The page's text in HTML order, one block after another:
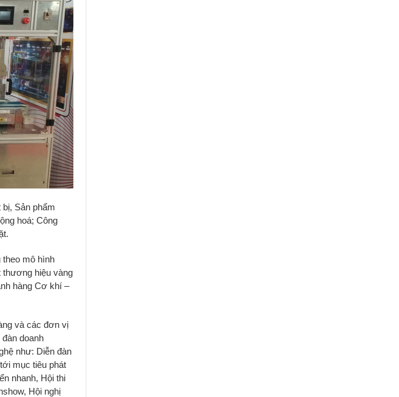
Sản phẩm
hoá; Công
mô hình
thương hiệu vàng
hàng Cơ khí –
và các đơn vị
doanh
như: Diễn đàn
mục tiêu phát
nhanh, Hội thi
Hội nghị